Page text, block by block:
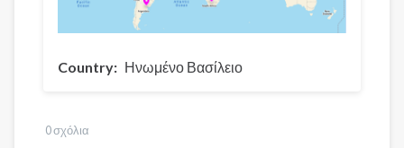
Country Ηνωμένο Βασίλειο
0 σχόλια